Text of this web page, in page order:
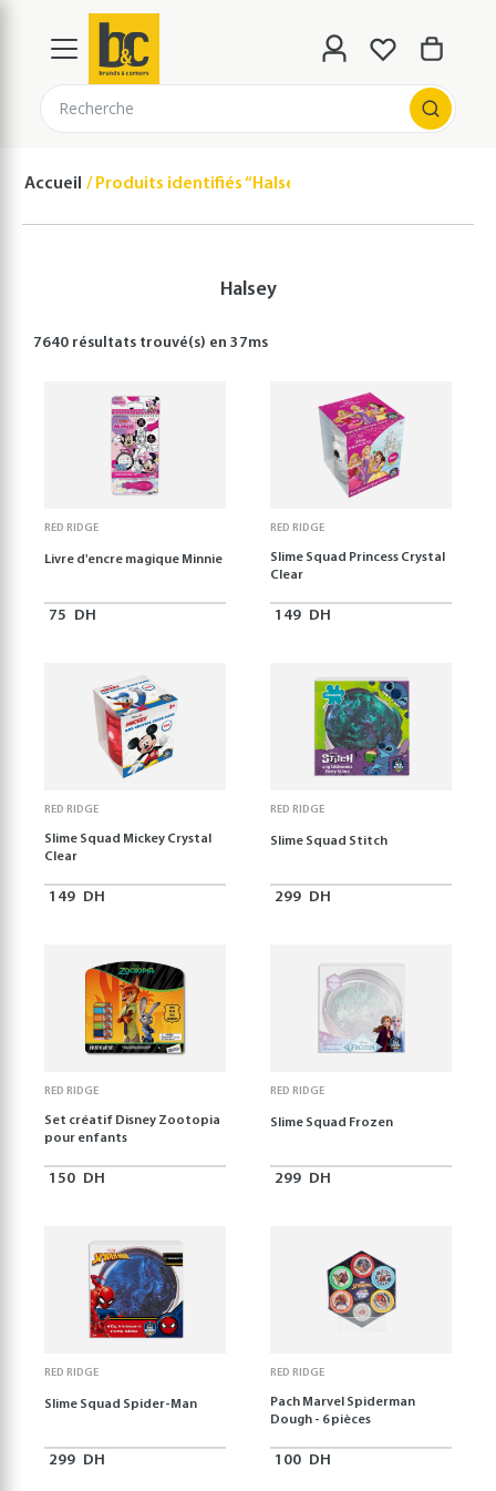
Recherche
Accueil Produits identifiés “Halsey”
Halsey
7640 résultats trouvé(s) en37ms
RED RIDGE
Livre d'encre magique Minnie
75 DH
RED RIDGE
Slime Squad Princess Crystal
Clear
149 DH
RED RIDGE
Slime Squad Mickey Crystal
Clear
149 DH
RED RIDGE
Slime Squad Stitch
299 DH
RED RIDGE
Set créatif Disney Zootopia
pour enfants
150 DH
RED RIDGE
Slime Squad Frozen
299 DH
RED RIDGE
Slime Squad Spider-Man
299 DH
RED RIDGE
Pach Marvel Spiderman
Dough - 6 pièces
100 DH